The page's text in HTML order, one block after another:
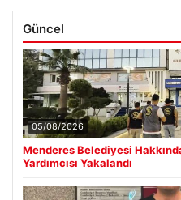
Güncel
05/08/2026
Menderes Belediyesi
Yardımcısı Yakalandı